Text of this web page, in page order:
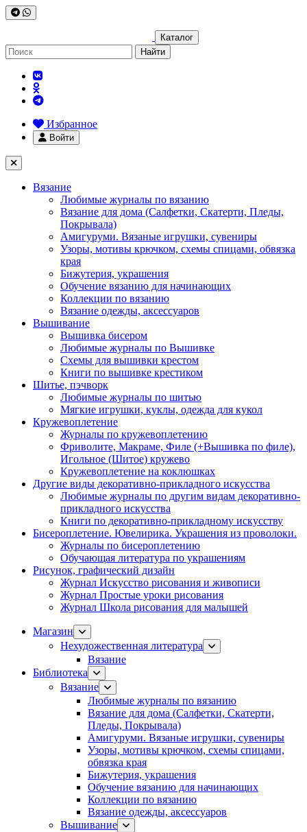
Каталог
Найти
Избранное
Войти
Вязание
Любимые журналы по вязанию
Вязание для дома (Салфетки, Скатерти, Пледы,
Покрывала)
Амигуруми. Вязаные игрушки, сувениры
Узоры, мотивы крючком, схемы спицами, обвязка
края
Бижутерия, украшения
Обучение вязанию для начинающих
Коллекции по вязанию
Вязание одежды, аксессуаров
Вышивание
Вышивка бисером
Любимые журналы по Вышивке
Схемы для вышивки крестом
Книги по вышивке крестиком
Шитье, пэчворк
Любимые журналы по шитью
Мягкие игрушки, куклы, одежда для кукол
Кружевоплетение
Журналы по кружевоплетению
Фриволите, Макраме, Филе (+Вышивка по филе),
Игольное (Шитое) кружево
Кружевоплетение на коклюшках
Другие виды декоративно-прикладного искусства
Любимые журналы по другим видам декоративно-
прикладного искусства
Книги по декоративно-прикладному искусству
Бисероплетение. Ювелирика. Украшения из проволоки.
Журналы по бисероплетению
Обучающая литература по украшениям
Рисунок, графический дизайн
Журнал Искусство рисования и живописи
Журнал Простые уроки рисования
Журнал Школа рисования для малышей
Магазин
Нехудожественная литература
Вязание
Библиотека
Вязание
Любимые журналы по вязанию
Вязание для дома (Салфетки, Скатерти,
Пледы, Покрывала)
Амигуруми. Вязаные игрушки, сувениры
Узоры, мотивы крючком, схемы спицами,
обвязка края
Бижутерия, украшения
Обучение вязанию для начинающих
Коллекции по вязанию
Вязание одежды, аксессуаров
Вышивание